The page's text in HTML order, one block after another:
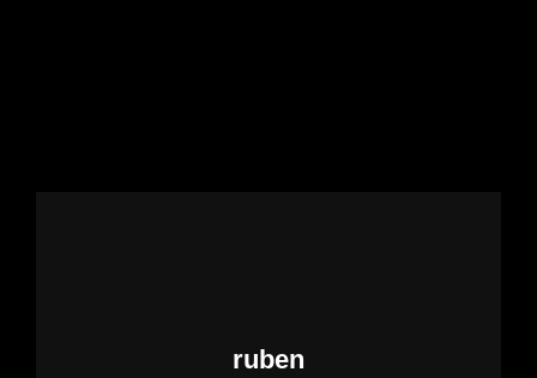
Autor:
ruben